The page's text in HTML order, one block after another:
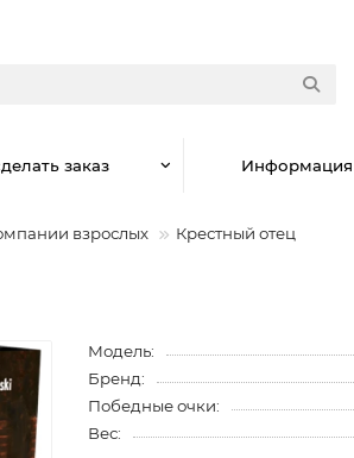
заказ Информация
взрослых Крестный отец
Модель:
Бренд:
Победные очки:
Вес: